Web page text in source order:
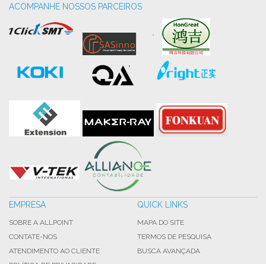
ACOMPANHE NOSSOS PARCEIROS
EMPRESA
SOBRE A ALLPOINT
CONTATE-NOS
ATENDIMENTO AO CLIENTE
QUICK LINKS
MAPA DO SITE
TERMOS DE PESQUISA
BUSCA AVANÇADA